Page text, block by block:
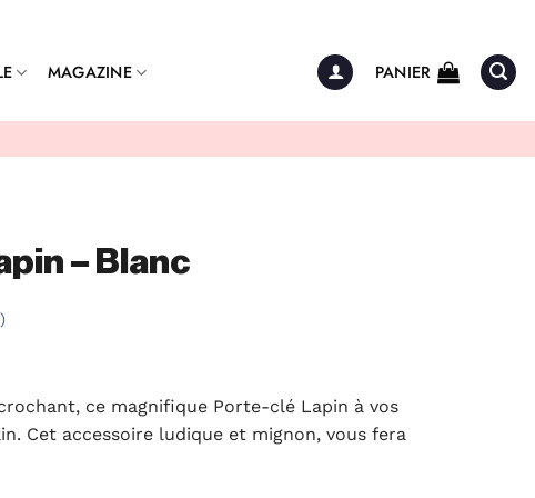
MAGAZINE PANIER
– Blanc
:
ce magnifique Porte-clé Lapin à vos
Cet accessoire ludique et mignon, vous fera